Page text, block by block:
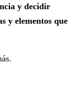
y decidir
y elementos que